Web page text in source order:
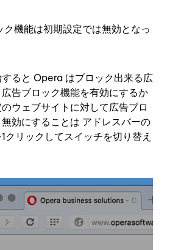
機能は初期設定では無効となっ
ると Opera はブロック出来る広
告ブロック機能を有効にするか
ウェブサイトに対して広告ブロ
効にすることは アドレスバーの
クリックしてスイッチを切り替え